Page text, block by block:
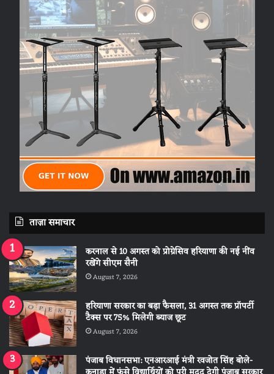
ताज़ा समाचार
करनाल से 10 अगस्त को प्रोग्रेसिव हरियाणा की नई नींव
रखेंगे सीएम सैनी
August 7, 2026
हरियाणा सरकार का बड़ा फैसला, 31 अगस्त तक प्रॉपर्टी
टैक्स पर 75% मिलेगी ब्याज छूट
August 7, 2026
पंजाब विधानसभा: एनआरआई मंत्री रवजोत सिंह बोले-